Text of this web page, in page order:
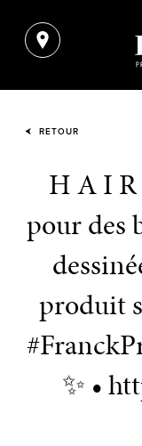
RETOUR
H A I R
pour des
produit
✨ •